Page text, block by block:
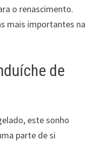
o renascimento.
mais importantes na
de
este sonho
parte de si